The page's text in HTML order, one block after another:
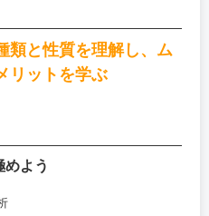
類と性質を理解し、ム
リットを学ぶ
めよう